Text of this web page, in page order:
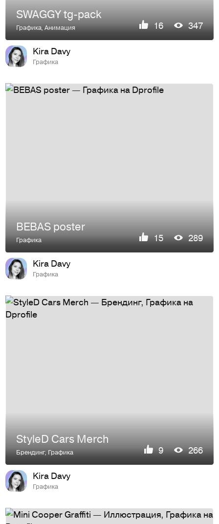
SWAGGY tg-pack
Графика,Анимация 16 347
Kira Davy
Графика
BEBAS poster
Графика 15 289
Kira Davy
Графика
StyleD Cars Merch
Брендинг,Графика 9 266
Kira Davy
Графика